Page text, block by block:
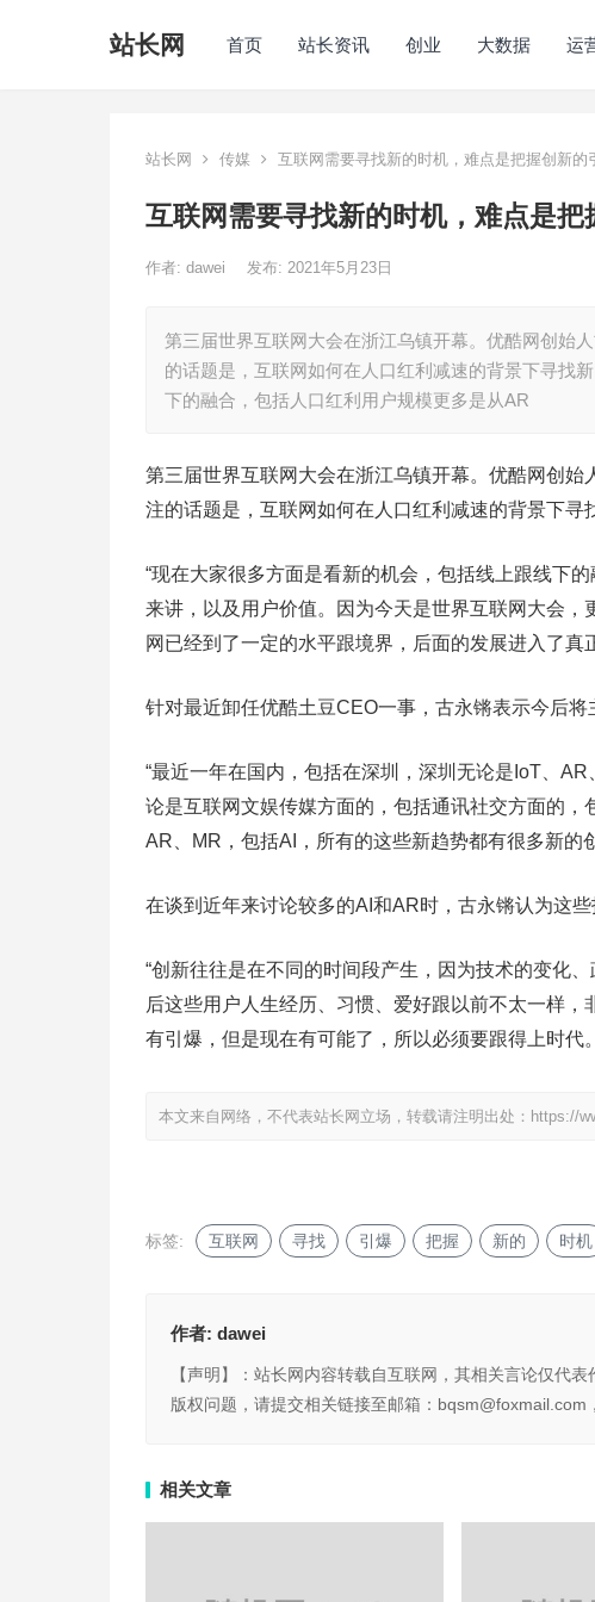
站长网 首页 站长资讯 创业 大数据 运
站长网 传媒 互联网需要寻找新的时机，难点是把握创新的
互联网需要寻找新的时机，难点是把
作者: dawei 发布: 2021年5月23日
第三届世界互联网大会在浙江乌镇开幕。优酷网创始
的话题是，互联网如何在人口红利减速的背景下寻找
下的融合，包括人口红利用户规模更多是从AR
第三届世界互联网大会在浙江乌镇开幕。优酷网创
注的话题是，互联网如何在人口红利减速的背景下寻
“现在大家很多方面是看新的机会，包括线上跟线下
来讲，以及用户价值。因为今天是世界互联网大会
网已经到了一定的水平跟境界，后面的发展进入了真
针对最近卸任优酷土豆CEO一事，古永锵表示今后将
“最近一年在国内，包括在深圳，深圳无论是IoT、
论是互联网文娱传媒方面的，包括通讯社交方面的，
AR、MR，包括AI，所有的这些新趋势都有很多新的
在谈到近年来讨论较多的AI和AR时，古永锵认为这
“创新往往是在不同的时间段产生，因为技术的变化
后这些用户人生经历、习惯、爱好跟以前不太一样
有引爆，但是现在有可能了，所以必须要跟得上时代
本文来自网络，不代表站长网立场，转载请注明出处： https://
标签: 互联网 寻找 引爆 把握 新的 时机
作者: dawei
【声明】：站长网内容转载自互联网，其相关言论仅代
版权问题，请提交相关链接至邮箱：bqsm@foxmail.com
相关文章